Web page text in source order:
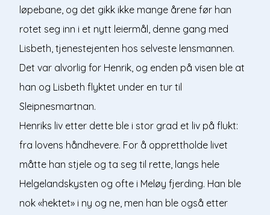
løpebane, og det gikk ikke mange årene før han
rotet seg inn i et nytt leiermål, denne gang med
Lisbeth, tjenestejenten hos selveste lensmannen.
Det var alvorlig for Henrik, og enden på visen ble at
han og Lisbeth flyktet under en tur til
Sleipnesmartnan.
Henriks liv etter dette ble i stor grad et liv på flukt:
fra lovens håndhevere. For å opprettholde livet
måtte han stjele og ta seg til rette, langs hele
Helgelandskysten og ofte i Meløy fjerding. Han ble
nok «hektet» i ny og ne, men han ble også etter